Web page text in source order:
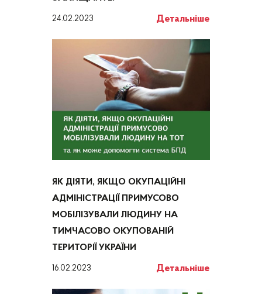
24.02.2023 Детальніше
ЯК ДІЯТИ, ЯКЩО ОКУПАЦІЙНІ
АДМІНІСТРАЦІЇ ПРИМУСОВО
МОБІЛІЗУВАЛИ ЛЮДИНУ НА
ТИМЧАСОВО ОКУПОВАНІЙ
ТЕРИТОРІЇ УКРАЇНИ
16.02.2023 Детальніше